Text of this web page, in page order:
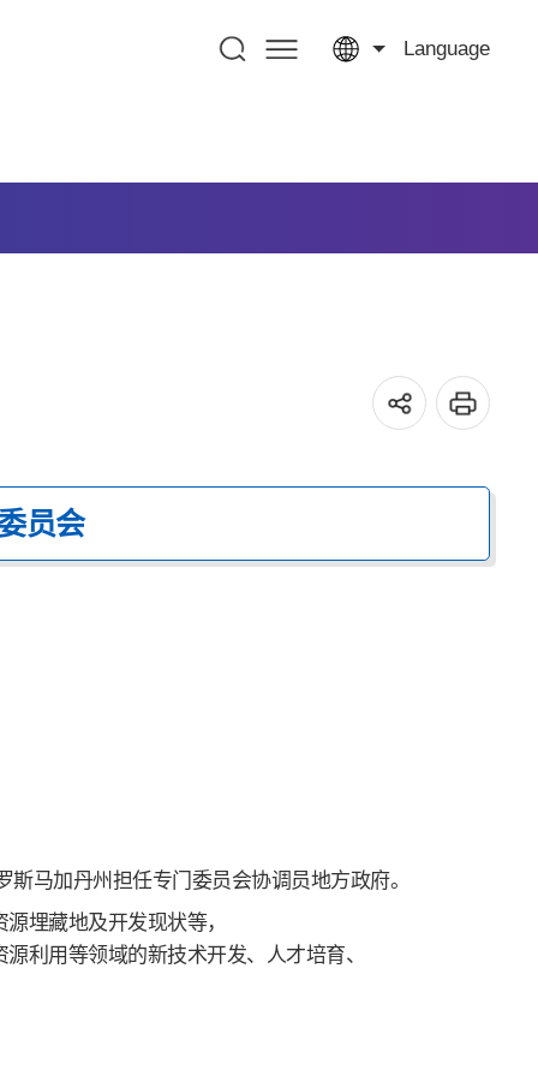
Language
员会
马加丹州担任专门委员会协调员地方政府。
埋藏地及开发现状等，
利用等领域的新技术开发、人才培育、